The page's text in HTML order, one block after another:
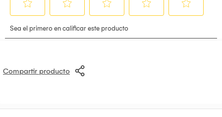
Compartir producto